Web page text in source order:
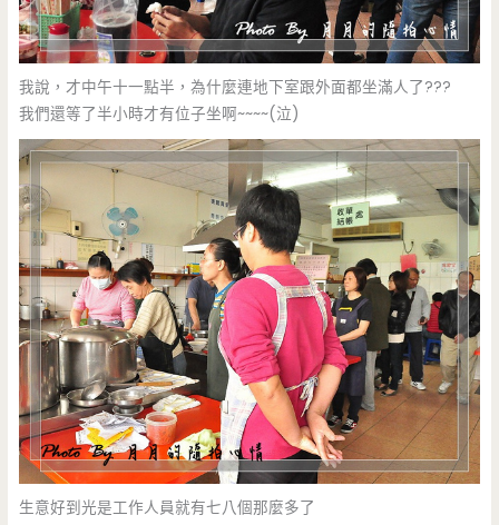
我說，才中午十一點半，為什麼連地下室跟外面都坐滿人了???
我們還等了半小時才有位子坐啊~~~~(泣)
生意好到光是工作人員就有七八個那麼多了